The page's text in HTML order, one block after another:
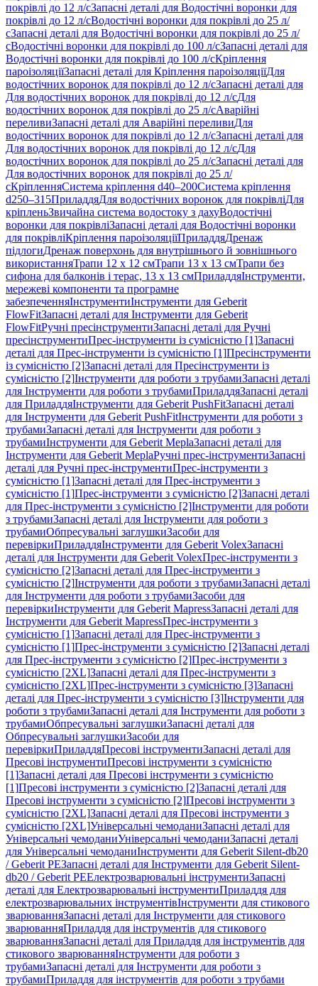
покрівлі до 12 л/сЗапасні деталі для Водостічні воронки для
покрівлі до 12 л/сВодостічні воронки для покрівлі до 25 л/
сЗапасні деталі для Водостічні воронки для покрівлі до 25 л/
сВодостічні воронки для покрівлі до 100 л/сЗапасні деталі для
Водостічні воронки для покрівлі до 100 л/сКріплення
пароізоляціїЗапасні деталі для Кріплення пароізоляціїДля
водостічних воронок для покрівлі до 12 л/сЗапасні деталі для
Для водостічних воронок для покрівлі до 12 л/сДля
водостічних воронок для покрівлі до 25 л/сАварійні
переливиЗапасні деталі для Аварійні переливиДля
водостічних воронок для покрівлі до 12 л/сЗапасні деталі для
Для водостічних воронок для покрівлі до 12 л/сДля
водостічних воронок для покрівлі до 25 л/сЗапасні деталі для
Для водостічних воронок для покрівлі до 25 л/
сКріпленняСистема кріплення d40–200Система кріплення
d250–315ПриладдяДля водостічних воронок для покрівліДля
кріпленьЗвичайна система водостоку з дахуВодостічні
воронки для покрівліЗапасні деталі для Водостічні воронки
для покрівліКріплення пароізоляціїПриладдяДренаж
підлогиДренаж поверхонь для внутрішнього й зовнішнього
використанняТрапи 12 x 12 смТрапи 13 x 13 смТрапи без
сифона для балконів і терас, 13 x 13 смПриладдяІнструменти,
мережеві компоненти та програмне
забезпеченняІнструментиІнструменти для Geberit
FlowFitЗапасні деталі для Інструменти для Geberit
FlowFitРучні пресінструментиЗапасні деталі для Ручні
пресінструментиПрес-інструменти із сумісністю [1]Запасні
деталі для Прес-інструменти із сумісністю [1]Пресінструменти
із сумісністю [2]Запасні деталі для Пресінструменти із
сумісністю [2]Інструменти для роботи з трубамиЗапасні деталі
для Інструменти для роботи з трубамиПриладдяЗапасні деталі
для ПриладдяІнструменти для Geberit PushFitЗапасні деталі
для Інструменти для Geberit PushFitІнструменти для роботи з
трубамиЗапасні деталі для Інструменти для роботи з
трубамиІнструменти для Geberit MeplaЗапасні деталі для
Інструменти для Geberit MeplaРучні прес-інструментиЗапасні
деталі для Ручні прес-інструментиПрес-інструменти з
сумісністю [1]Запасні деталі для Прес-інструменти з
сумісністю [1]Прес-інструменти з сумісністю [2]Запасні деталі
для Прес-інструменти з сумісністю [2]Інструменти для роботи
з трубамиЗапасні деталі для Інструменти для роботи з
трубамиОбпресувальні заглушкиЗасоби для
перевіркиПриладдяІнструменти для Geberit VolexЗапасні
деталі для Інструменти для Geberit VolexПрес-інструменти з
сумісністю [2]Запасні деталі для Прес-інструменти з
сумісністю [2]Інструменти для роботи з трубамиЗапасні деталі
для Інструменти для роботи з трубамиЗасоби для
перевіркиІнструменти для Geberit MapressЗапасні деталі для
Інструменти для Geberit MapressПрес-інструменти з
сумісністю [1]Запасні деталі для Прес-інструменти з
сумісністю [1]Прес-інструменти з сумісністю [2]Запасні деталі
для Прес-інструменти з сумісністю [2]Прес-інструменти з
сумісністю [2XL]Запасні деталі для Прес-інструменти з
сумісністю [2XL]Прес-інструменти з сумісністю [3]Запасні
деталі для Прес-інструменти з сумісністю [3]Інструменти для
роботи з трубамиЗапасні деталі для Інструменти для роботи з
трубамиОбпресувальні заглушкиЗапасні деталі для
Обпресувальні заглушкиЗасоби для
перевіркиПриладдяПресові інструментиЗапасні деталі для
Пресові інструментиПресові інструменти з сумісністю
[1]Запасні деталі для Пресові інструменти з сумісністю
[1]Пресові інструменти з сумісністю [2]Запасні деталі для
Пресові інструменти з сумісністю [2]Пресові інструменти з
сумісністю [2XL]Запасні деталі для Пресові інструменти з
сумісністю [2XL]Універсальні чемоданиЗапасні деталі для
Універсальні чемоданиУніверсальні чемоданиЗапасні деталі
для Універсальні чемоданиІнструменти для Geberit Silent-db20
/ Geberit PEЗапасні деталі для Інструменти для Geberit Silent-
db20 / Geberit PEЕлектрозварювальні інструментиЗапасні
деталі для Електрозварювальні інструментиПриладдя для
електрозварювальних інструментівІнструменти для стикового
зварюванняЗапасні деталі для Інструменти для стикового
зварюванняПриладдя для інструментів для стикового
зварюванняЗапасні деталі для Приладдя для інструментів для
стикового зварюванняІнструменти для роботи з
трубамиЗапасні деталі для Інструменти для роботи з
трубамиПриладдя для інструментів для роботи з трубами